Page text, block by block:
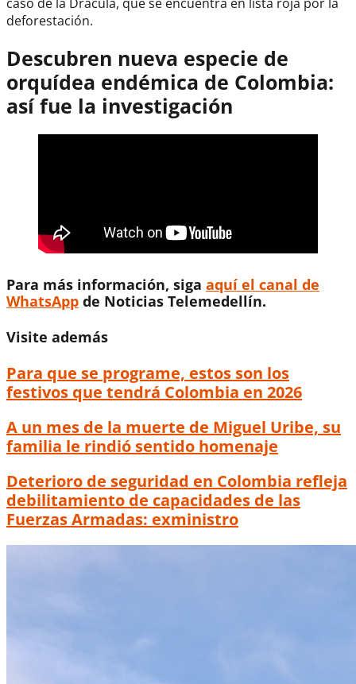
deforestación.
Descubren nueva especie de
orquídea endémica de Colombia:
así fue la investigación
Para más información, siga aquí el canal de
WhatsApp de Noticias Telemedellín.
Visite además
Para que se programe, estos son los
festivos que tendrá Colombia en 2026
A un mes de la muerte de Miguel Uribe, su
familia le rindió sentido homenaje
Deterioro de seguridad en Colombia refleja
debilitamiento de capacidades de las
Fuerzas Armadas: exministro